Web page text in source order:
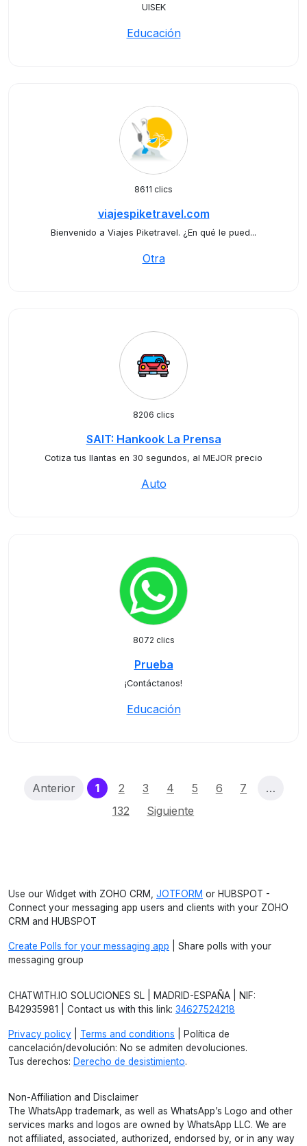
UISEK
Educación
8611 clics
viajespiketravel.com
Bienvenido a Viajes Piketravel. ¿En qué le pued...
Otra
8206 clics
SAIT: Hankook La Prensa
Cotiza tus llantas en 30 segundos, al MEJOR precio
Auto
8072 clics
Prueba
¡Contáctanos!
Educación
Anterior 1(current)
2 3 4 5 6 7
…
132
Siguiente
Use our Widget with ZOHO CRM, JOTFORM or HUBSPOT -
Connect your messaging app users and clients with your ZOHO
CRM and HUBSPOT
Create Polls for your messaging app | Share polls with your
messaging group
CHATWITH.IO SOLUCIONES SL | MADRID-ESPAÑA | NIF:
B42935981 | Contact us with this link: 34627524218
Privacy policy Terms and conditions | Política de
cancelación/devolución: No se admiten devoluciones.
Tus derechos: Derecho de desistimiento.
Non-Affiliation and Disclaimer
The WhatsApp trademark, as well as WhatsApp’s Logo and other
services marks and logos are owned by WhatsApp LLC. We are
not affiliated, associated, authorized, endorsed by, or in any way